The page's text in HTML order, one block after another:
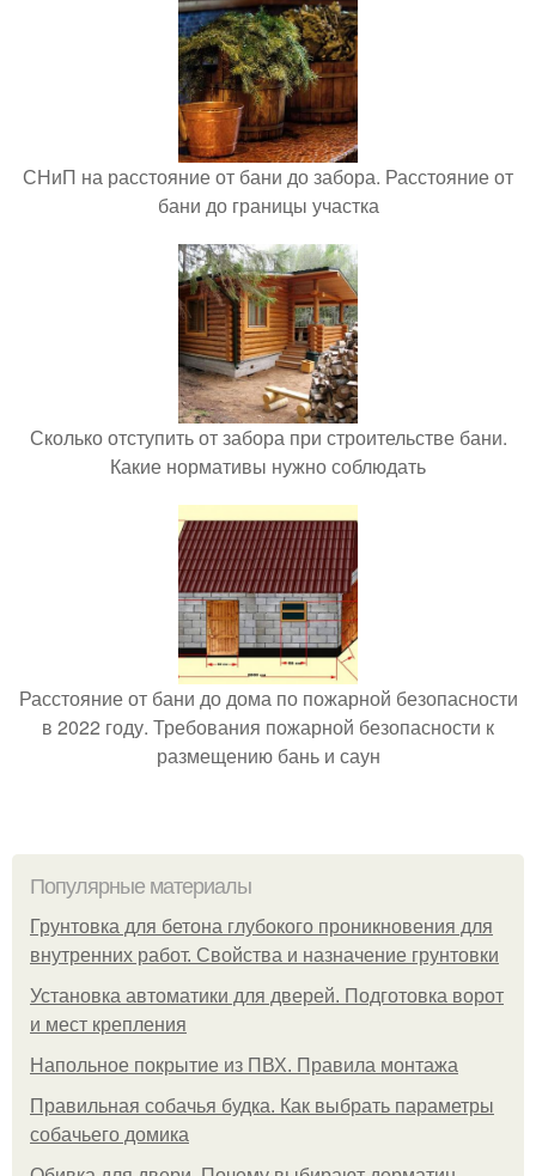
СНиП на расстояние от бани до забора. Расстояние от
бани до границы участка
Сколько отступить от забора при строительстве бани.
Какие нормативы нужно соблюдать
Расстояние от бани до дома по пожарной безопасности
в 2022 году. Требования пожарной безопасности к
размещению бань и саун
Популярные материалы
Грунтовка для бетона глубокого проникновения для
внутренних работ. Свойства и назначение грунтовки
Установка автоматики для дверей. Подготовка ворот
и мест крепления
Напольное покрытие из ПВХ. Правила монтажа
Правильная собачья будка. Как выбрать параметры
собачьего домика